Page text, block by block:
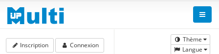
Thème
Langue
Inscription Connexion